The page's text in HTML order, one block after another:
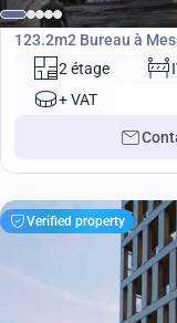
Bureau
123.2m2 Bureau à
2 étage
+ VAT
Verified property